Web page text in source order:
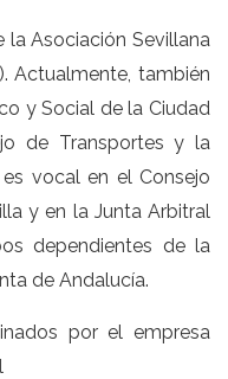
la Asociación Sevillana
Actualmente, también
y Social de la Ciudad
de Transportes y la
vocal en el Consejo
y en la Junta Arbitral
dependientes de la
de Andalucía.
por el empresa